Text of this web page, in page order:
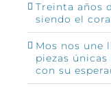
Treinta años
siendo el
Mos nos une
piezas únicas
con su